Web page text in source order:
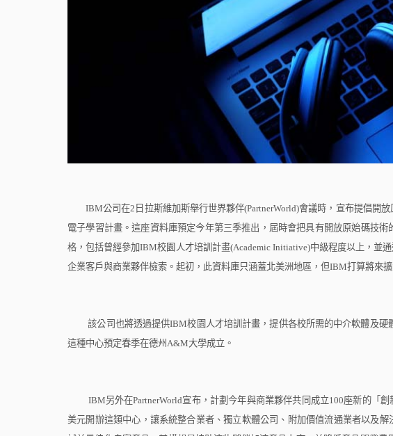
IBM公司在2 日拉斯維加斯舉行世界夥伴(PartnerWorld)會議時，宣布提倡開
電子學習計畫。這座資料庫預定今年第三季推出，屆時會把具有開放原始碼技
格，包括曾經參加IBM校園人才培訓計畫(Academic Initiative)中級程度以上，並
企業客戶與商業夥伴檢索。起初，此資料庫只涵蓋北美洲地區，但IBM打算將來
該公司也將透過提供IBM校園人才培訓計畫，提供各校所需的中介軟體及硬
這種中心預定春季在德州A&M大學成立。
IBM另外在PartnerWorld宣布，計劃今年與商業夥伴共同成立100座新的「創
美元開辦這類中心，讓系統整合業者、獨立軟體公司、附加價值流通業者以及解